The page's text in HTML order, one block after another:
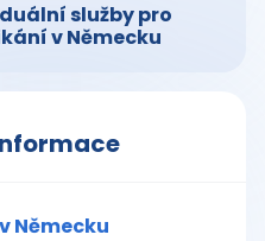
služby pro
v Německu
Německu